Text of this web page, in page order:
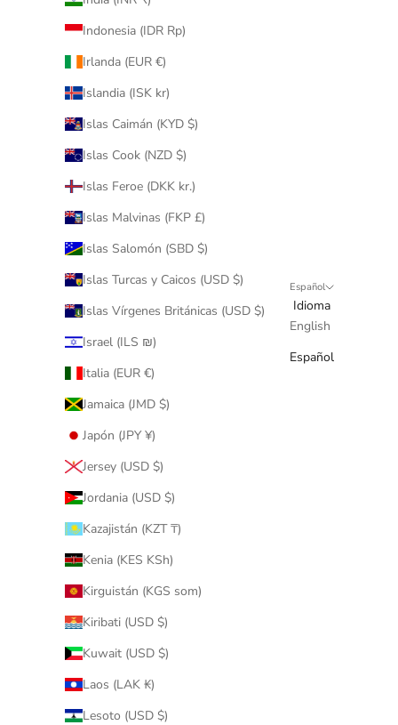
Indonesia (IDR Rp)
Irlanda (EUR €)
Islandia (ISK kr)
Islas Caimán (KYD $)
Islas Cook (NZD $)
Islas Feroe (DKK kr.)
Islas Malvinas (FKP £)
Islas Salomón (SBD $)
Islas Turcas y Caicos (USD $)
Islas Vírgenes Británicas (USD $)
Israel (ILS ₪)
Italia (EUR €)
Jamaica (JMD $)
Japón (JPY ¥)
Jersey (USD $)
Jordania (USD $)
Kazajistán (KZT ₸)
Kenia (KES KSh)
Kirguistán (KGS som)
Kiribati (USD $)
Kuwait (USD $)
Laos (LAK ₭)
Lesoto (USD $)
Español
Idioma
English
Español